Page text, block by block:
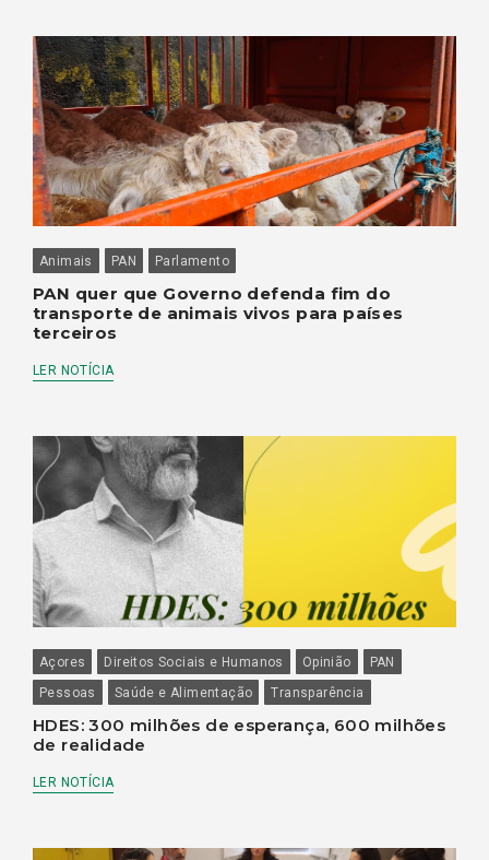
Animais PAN Parlamento
PAN quer que Governo defenda fim do
transporte de animais vivos para países
terceiros
LER NOTÍCIA
Açores Direitos Sociais e Humanos Opinião
PAN
Pessoas
Saúde e Alimentação Transparência
HDES: 300 milhões de esperança, 600 milhões
de realidade
LER NOTÍCIA